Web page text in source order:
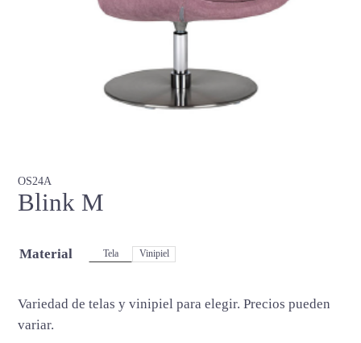
OS24A
Blink M
Material Tela Vinipiel
Variedad de telas y vinipiel para elegir. Precios pueden
variar.